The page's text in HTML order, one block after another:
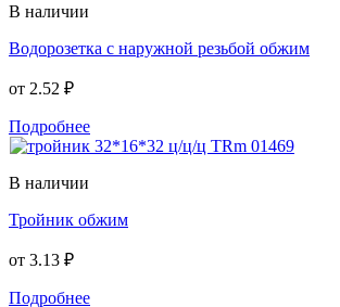
В наличии
Водорозетка с наружной резьбой обжим
от 2.52 ₽
Подробнее
В наличии
Тройник обжим
от 3.13 ₽
Подробнее